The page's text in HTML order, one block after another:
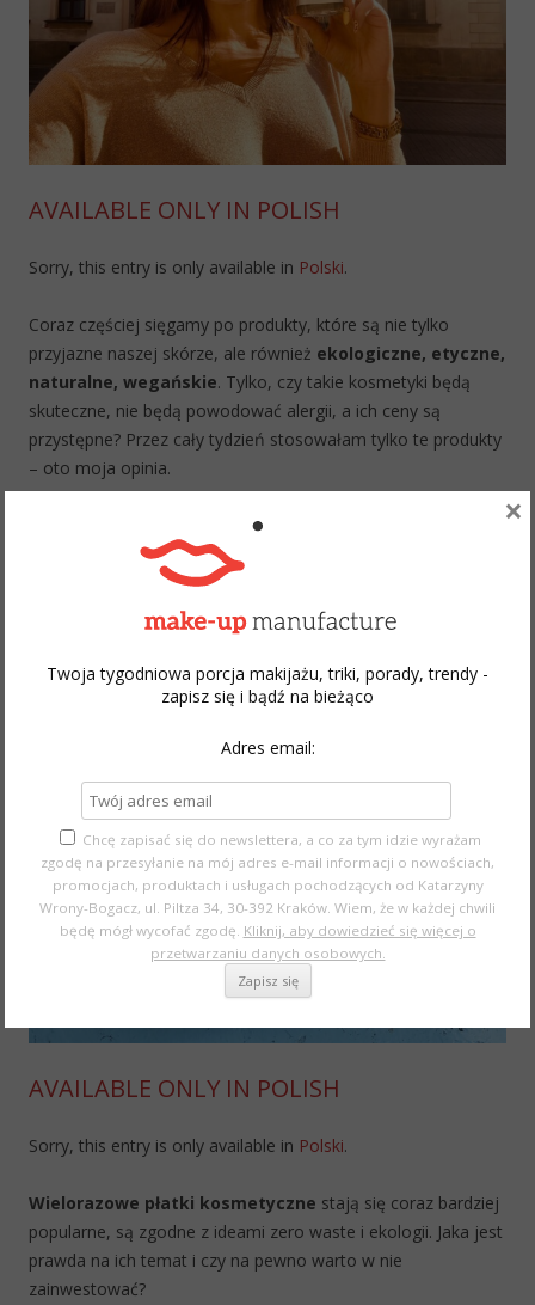
AVAILABLE ONLY IN POLISH
Sorry, this entry is only available in Polski.
Coraz częściej sięgamy po produkty, które są nie tylko
przyjazne naszej skórze, ale również ekologiczne, etyczne,
naturalne, wegańskie. Tylko, czy takie kosmetyki będą
skuteczne, nie będą powodować alergii, a ich ceny są
przystępne? Przez cały tydzień stosowałam tylko te produkty
– oto moja opinia.
AVAILABLE ONLY IN POLISH
Sorry, this entry is only available in Polski.
Wielorazowe płatki kosmetyczne stają się coraz bardziej
popularne, są zgodne z ideami zero waste i ekologii. Jaka jest
prawda na ich temat i czy na pewno warto w nie
zainwestować?
Twoja tygodniowa porcja makijażu, triki, porady, trendy -
zapisz się i bądź na bieżąco
Adres email:
Chcę zapisać się do newslettera, a co za tym idzie wyrażam
zgodę na przesyłanie na mój adres e-mail informacji o nowościach,
promocjach, produktach i usługach pochodzących od Katarzyny
Wrony-Bogacz, ul. Piltza 34, 30-392 Kraków. Wiem, że w każdej chwili
będę mógł wycofać zgodę. Kliknij, aby dowiedzieć się więcej o
przetwarzaniu danych osobowych.
×